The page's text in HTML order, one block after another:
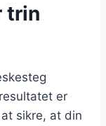
trin
er
sikre, at din